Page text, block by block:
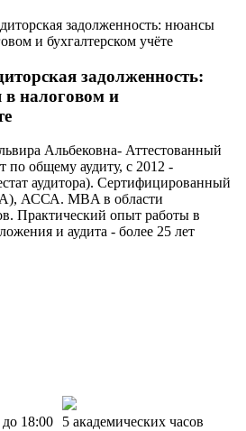
задолженность: нюансы
и бухгалтерском учёте
задолженность:
налоговом и
Альбековна- Аттестованный
по общему аудиту, c 2012 -
аудитора). Сертифицированный
АССА. MBA в области
Практический опыт работы в
и аудита - более 25 лет
18:00 5 академических часов